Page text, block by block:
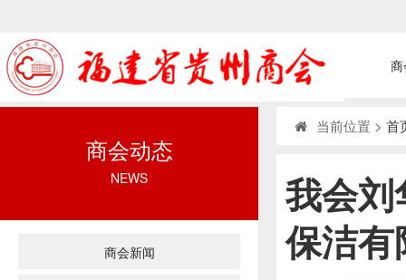
商会动态
NEWS
商会新闻
当前位置 > 首
我会
保洁